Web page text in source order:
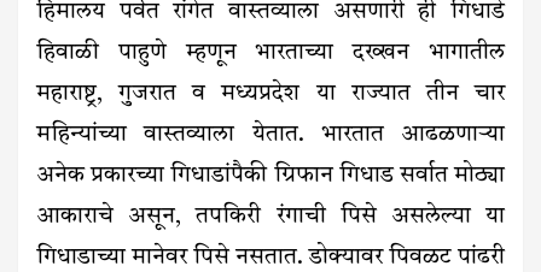
हिमालय पर्वत रांगेत वास्तव्याला असणारी ही गिधाडे
हिवाळी पाहुणे म्हणून भारताच्या दख्खन भागातील
महाराष्ट्र, गुजरात व मध्यप्रदेश या राज्यात तीन चार
महिन्यांच्या वास्तव्याला येतात. भारतात आढळणाऱ्या
अनेक प्रकारच्या गिधाडांपैकी ग्रिफान गिधाड सर्वात मोठ्या
आकाराचे असून, तपकिरी रंगाची पिसे असलेल्या या
गिधाडाच्या मानेवर पिसे नसतात. डोक्यावर पिवळट पांढरी